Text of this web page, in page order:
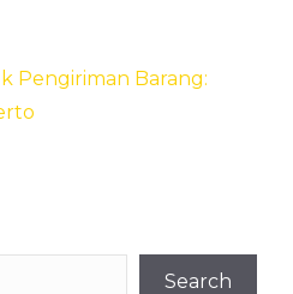
Pengiriman Barang:
Search